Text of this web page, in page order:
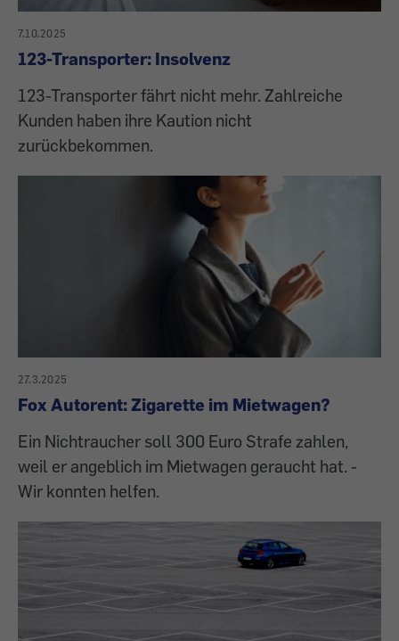
7.10.2025
123-Transporter: Insolvenz
123-Transporter fährt nicht mehr. Zahlreiche
Kunden haben ihre Kaution nicht
zurückbekommen.
27.3.2025
Fox Autorent: Zigarette im Mietwagen?
Ein Nichtraucher soll 300 Euro Strafe zahlen,
weil er angeblich im Mietwagen geraucht hat. -
Wir konnten helfen.